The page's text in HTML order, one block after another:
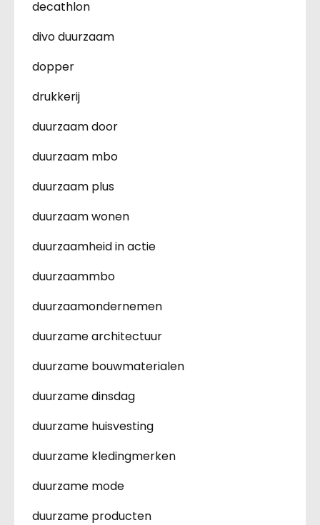
decathlon
divo duurzaam
dopper
drukkerij
duurzaam door
duurzaam mbo
duurzaam plus
duurzaam wonen
duurzaamheid in actie
duurzaammbo
duurzaamondernemen
duurzame architectuur
duurzame bouwmaterialen
duurzame dinsdag
duurzame huisvesting
duurzame kledingmerken
duurzame mode
duurzame producten